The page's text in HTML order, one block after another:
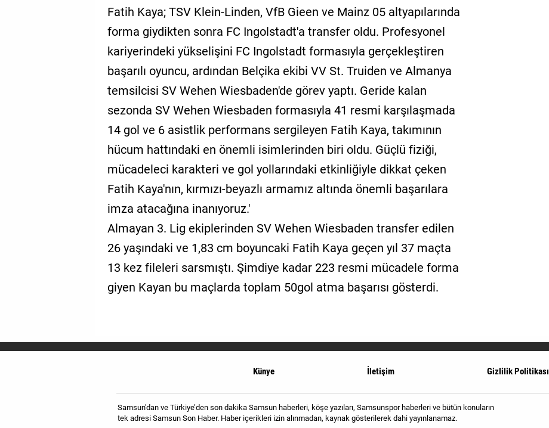
Fatih Kaya; TSV Klein-Linden, VfB Gieen ve Mainz 05 altyapılarında
forma giydikten sonra FC Ingolstadt'a transfer oldu. Profesyonel
kariyerindeki yükselişini FC Ingolstadt formasıyla gerçekleştiren
başarılı oyuncu, ardından Belçika ekibi VV St. Truiden ve Almanya
temsilcisi SV Wehen Wiesbaden'de görev yaptı. Geride kalan
sezonda SV Wehen Wiesbaden formasıyla 41 resmi karşılaşmada
14 gol ve 6 asistlik performans sergileyen Fatih Kaya, takımının
hücum hattındaki en önemli isimlerinden biri oldu. Güçlü fiziği,
mücadeleci karakteri ve gol yollarındaki etkinliğiyle dikkat çeken
Fatih Kaya'nın, kırmızı-beyazlı armamız altında önemli başarılara
imza atacağına inanıyoruz.'
Almayan 3. Lig ekiplerinden SV Wehen Wiesbaden transfer edilen
26 yaşındaki ve 1,83 cm boyuncaki Fatih Kaya geçen yıl 37 maçta
13 kez fileleri sarsmıştı. Şimdiye kadar 223 resmi mücadele forma
giyen Kayan bu maçlarda toplam 50gol atma başarısı gösterdi.
Künye İletişim Gizlilik Politikası
Samsun'dan ve Türkiye’den son dakika Samsun haberleri, köşe yazıları, Samsunspor haberleri ve bütün konuların
tek adresi Samsun Son Haber. Haber içerikleri izin alınmadan, kaynak gösterilerek dahi yayınlanamaz.